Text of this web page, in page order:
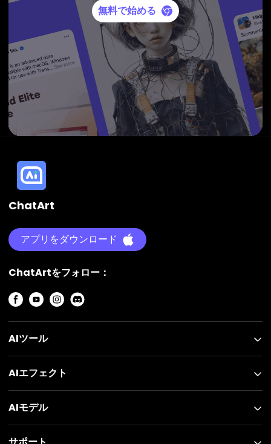
無料で始める
ChatArt
アプリをダウンロード
ChatArtをフォロー：
AIツール
AIエフェクト
AIモデル